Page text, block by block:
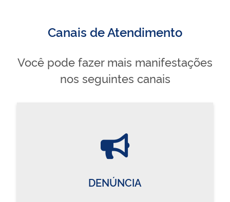
Canais de Atendimento
Você pode fazer mais manifestações
nos seguintes canais
DENÚNCIA